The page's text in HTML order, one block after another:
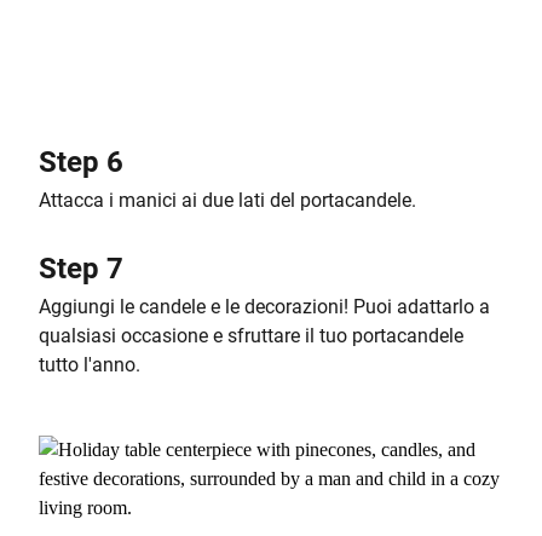
Step 6
Attacca i manici ai due lati del portacandele.
Step 7
Aggiungi le candele e le decorazioni! Puoi adattarlo a
qualsiasi occasione e sfruttare il tuo portacandele
tutto l'anno.